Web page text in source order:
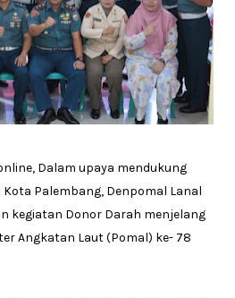
Dalam upaya mendukung
Palembang, Denpomal Lanal
kegiatan Donor Darah menjelang
Angkatan Laut (Pomal) ke- 78